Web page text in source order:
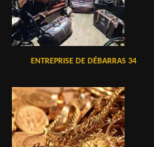
ENTREPRISE DE DÉBARRAS 34